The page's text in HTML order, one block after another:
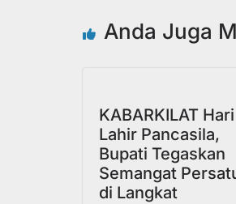
Anda Juga
KABARKILAT Hari
Lahir Pancasila,
Bupati Tegaskan
Semangat
di Langkat